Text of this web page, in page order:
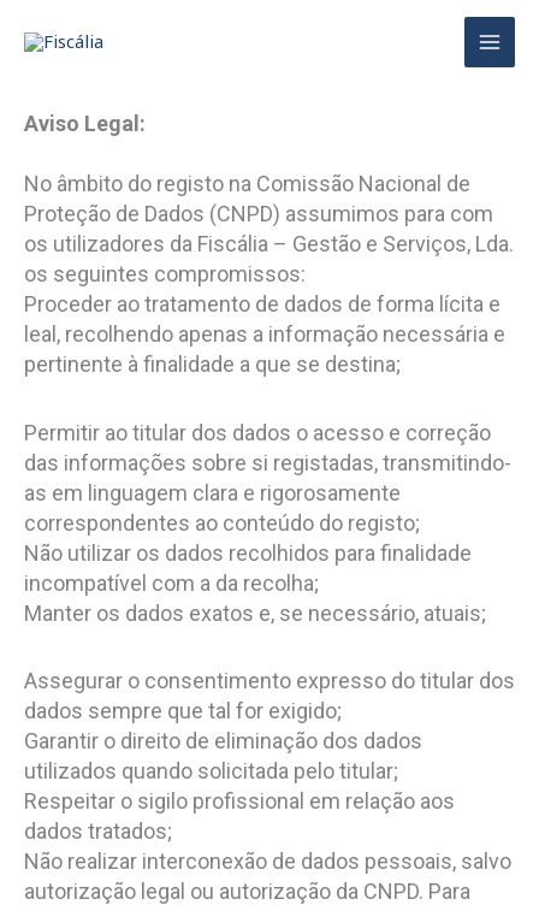
Aviso Legal:
No âmbito do registo na Comissão Nacional de
Proteção de Dados (CNPD) assumimos para com
os utilizadores da Fiscália – Gestão e Serviços, Lda.
os seguintes compromissos:
Proceder ao tratamento de dados de forma lícita e
leal, recolhendo apenas a informação necessária e
pertinente à finalidade a que se destina;
Permitir ao titular dos dados o acesso e correção
das informações sobre si registadas, transmitindo-
as em linguagem clara e rigorosamente
correspondentes ao conteúdo do registo;
Não utilizar os dados recolhidos para finalidade
incompatível com a da recolha;
Manter os dados exatos e, se necessário, atuais;
Assegurar o consentimento expresso do titular dos
dados sempre que tal for exigido;
Garantir o direito de eliminação dos dados
utilizados quando solicitada pelo titular;
Respeitar o sigilo profissional em relação aos
dados tratados;
Não realizar interconexão de dados pessoais, salvo
autorização legal ou autorização da CNPD. Para